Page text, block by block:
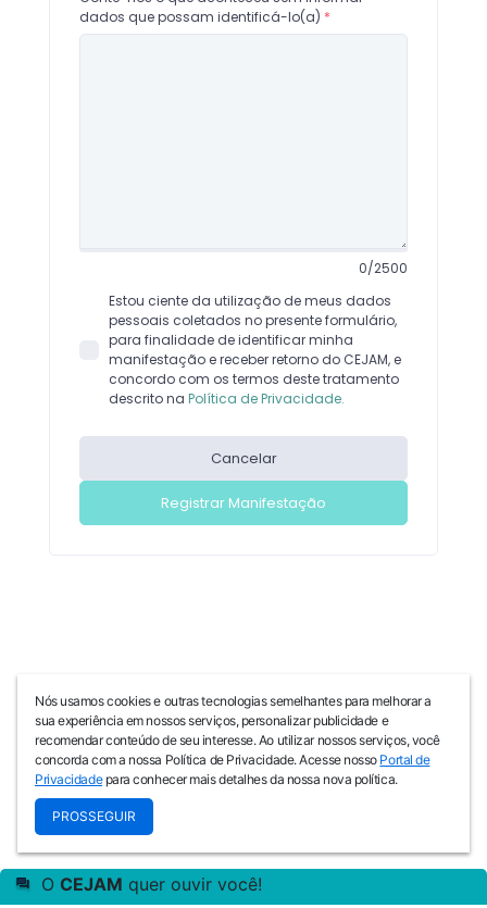
Nós usamos cookies e outras tecnologias semelhantes para melhorar a
sua experiência em nossos serviços, personalizar publicidade e
recomendar conteúdo de seu interesse. Ao utilizar nossos serviços, você
concorda com a nossa Política de Privacidade. Acesse nosso Portal de
Privacidadepara conhecer mais detalhes da nossa nova política.
PROSSEGUIR
O CEJAM quer ouvir você!